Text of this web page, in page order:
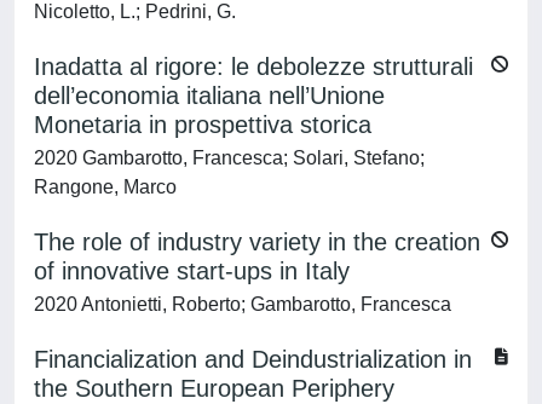
Nicoletto, L.; Pedrini, G.
Inadatta al rigore: le debolezze strutturali
dell’economia italiana nell’Unione
Monetaria in prospettiva storica
2020 Gambarotto, Francesca; Solari, Stefano;
Rangone, Marco
The role of industry variety in the creation
of innovative start-ups in Italy
2020 Antonietti, Roberto; Gambarotto, Francesca
Financialization and Deindustrialization in
the Southern European Periphery